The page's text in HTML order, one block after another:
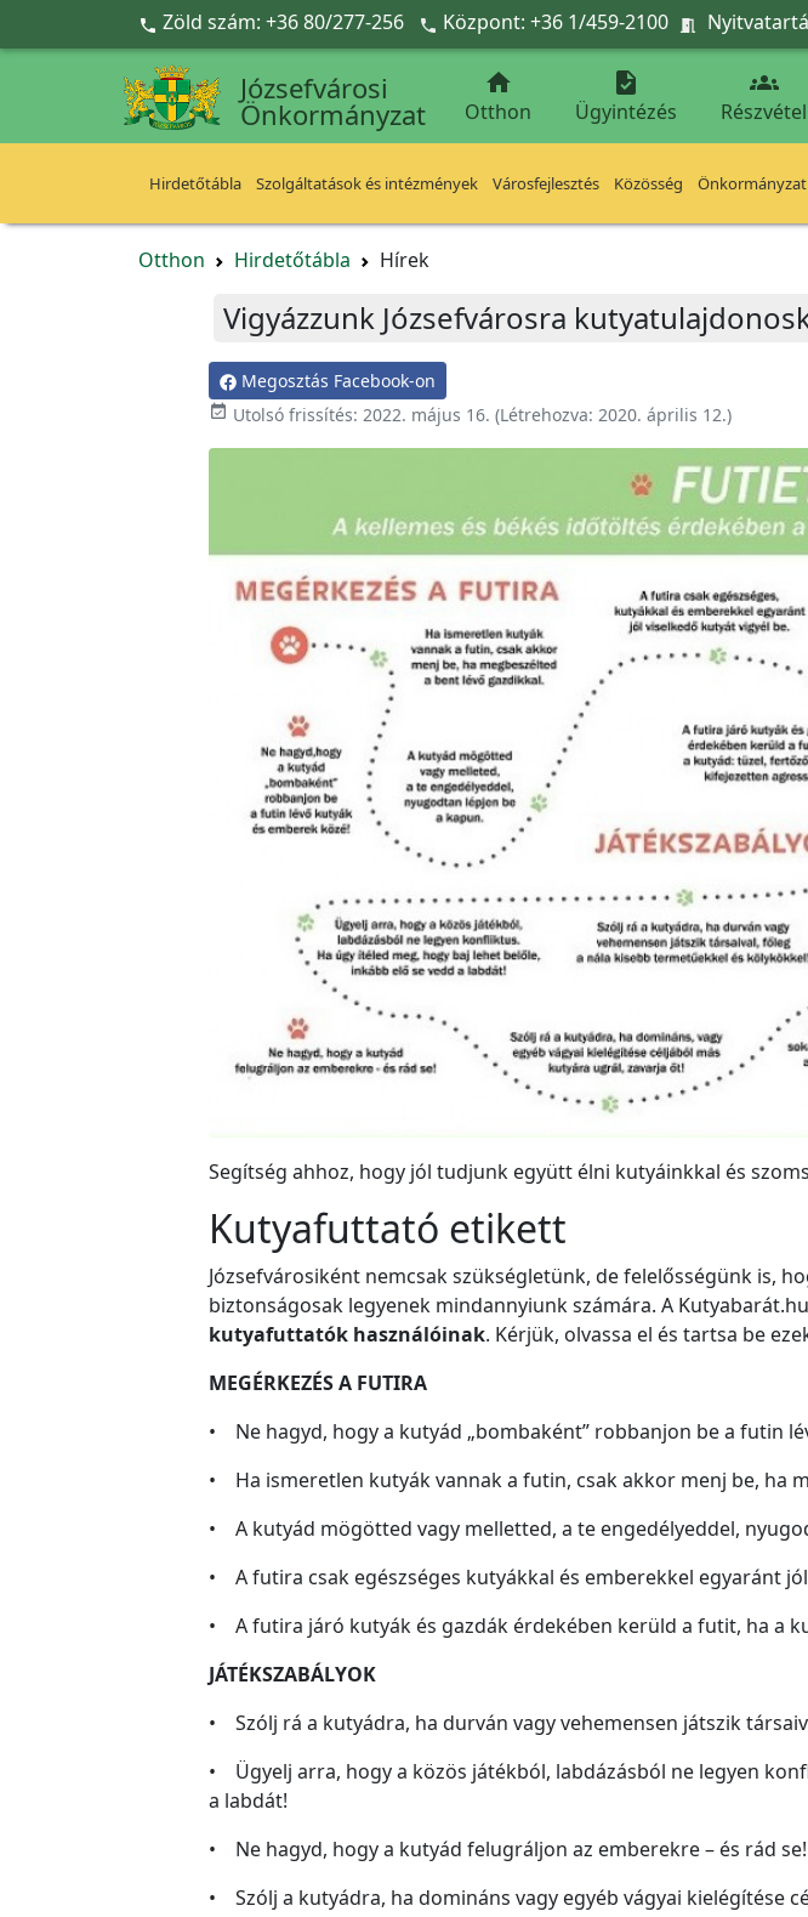
Ugrás a fő tartalomra
 Zöld szám: +36 80/277-256  Központ: +36 1/459-2100 
Józsefvárosi
Önkormányzat

Otthon

Ügyintézés

Részvétel
Hirdetőtábla Szolgáltatások és intézmények Városfejlesztés Közösség Önkormányzat
Otthon Hirdetőtábla Hírek
Vigyázzunk Józsefvárosra
Megosztás Facebook-on
 Utolsó frissítés: 2022. május 16. (Létrehozva: 2020. április 12.)
Segítség ahhoz, hogy jól tudjunk együtt élni kutyáinkkal és
Kutyafuttató etikett
Józsefvárosiként nemcsak szükségletünk, de felelősségünk is,
biztonságosak legyenek mindannyiunk számára. A
kutyafuttatók használóinak. Kérjük, olvassa el és tartsa be
MEGÉRKEZÉS A FUTIRA
• Ne hagyd, hogy a kutyád „bombaként” robbanjon be a futin
• Ha ismeretlen kutyák vannak a futin, csak akkor menj be, ha
• A kutyád mögötted vagy melletted, a te engedélyeddel,
• A futira csak egészséges kutyákkal és emberekkel egyaránt
• A futira járó kutyák és gazdák érdekében kerüld a futit, ha a
JÁTÉKSZABÁLYOK
• Szólj rá a kutyádra, ha durván vagy vehemensen játszik
• Ügyelj arra, hogy a közös játékból, labdázásból ne legyen
a labdát!
• Ne hagyd, hogy a kutyád felugráljon az emberekre – és rád se!
• Szólj a kutyádra, ha domináns vagy egyéb vágyai kielégítése